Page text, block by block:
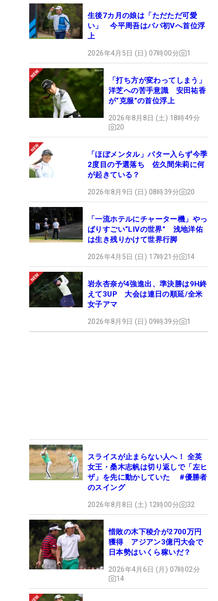
生後7カ月の娘は「ただただ可愛
い」 今平周吾はパパ初Vへ首位浮
上
2026年4月5日 (日) 07時00分 1
「打ち方が変わってしまう」
洋芝への苦手意識 安田祐香
が“克服”の首位浮上
2026年8月8日 (土) 18時49分
20
「ほぼメンタル」パター入らず今季
2度目の予選落ち 佐久間朱莉に何
が起きている？
2026年8月9日 (日) 08時39分 20
「一流ホテルにチャーター機」やっ
ぱりすごい“LIVの世界” 浅地洋佑
は生き残りかけて世界行脚
2026年4月5日 (日) 17時21分 14
岩永杏奈が4強進出、準決勝は9H終
えて3UP 大会は連日の順延/全米
女子アマ
2026年8月9日 (日) 09時39分 1
スライスが止まらない人へ！ 全英
女王・桑木志帆は切り返しで「左ヒ
ザ」を先に動かしていた #優勝者
のスイング
2026年8月8日 (土) 12時00分 32
惜敗の木下稜介が2700万円
獲得 アジアン3億円大会で
日本勢はいくら稼いだ？
2026年4月6日 (月) 07時02分
14